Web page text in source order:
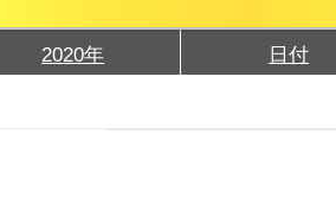
2020年 日付